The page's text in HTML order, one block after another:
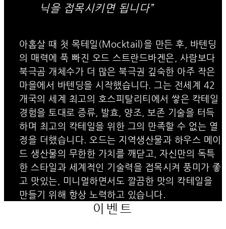
아홉살 때 첫 목테일(Mocktail)을 만든 후, 바텐딩
의 매력에 푹 빠진 오드 스트란드바겐은, 사람보다
북극곰 개체수가 더 많은 북극권 깊숙한 아주 작은
마을에서 바텐딩을 시작했습니다. 그는 전세계 42
개국의 세계 최고의 호스피탈리티에서 쌓은 칵테일
경험을 토대로 증류, 발효, 양조, 보존 기술을 터득
하며 최고의 칵테일을 위한 그의 만족할 수 없는 열
정을 더했습니다. 오드는 지역생산물과 하우스 메이
드 생산물의 무한한 가치를 깨닫고, 자신만의 독특
한 스타일과 세계적인 기술력을 접목시켜 풍미가 좋
고 맛있는, 미니멀하면서도 깔끔한 맛의 칵테일을
만들기 위해 항상 노력하고 있습니다.
닉을 접목시키면 됩니다”
이벤트